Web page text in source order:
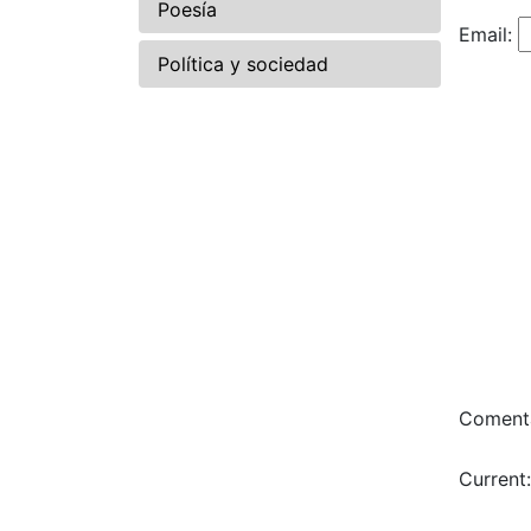
Poesía
Política y sociedad
Email:
Current: